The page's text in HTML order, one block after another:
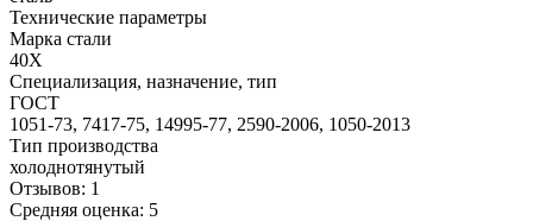
Технические параметры
Марка стали
40Х
Специализация, назначение, тип
ГОСТ
1051-73, 7417-75, 14995-77, 2590-2006, 1050-2013
Тип производства
холоднотянутый
Отзывов: 1
Средняя оценка: 5